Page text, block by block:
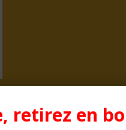
retirez en